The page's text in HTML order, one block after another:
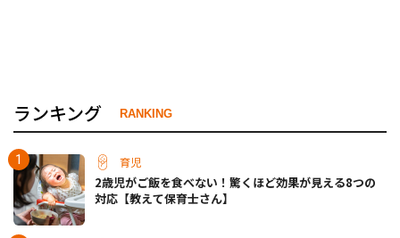
ランキング RANKING
育児
2歳児がご飯を食べない！驚くほど効果が見える8つの
対応【教えて保育士さん】